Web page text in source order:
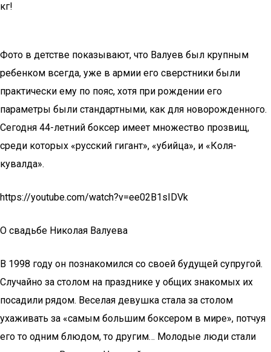
кг!
Фото в детстве показывают, что Валуев был крупным
ребенком всегда, уже в армии его сверстники были
практически ему по пояс, хотя при рождении его
параметры были стандартными, как для новорожденного.
Сегодня 44-летний боксер имеет множество прозвищ,
среди которых «русский гигант», «убийца», и «Коля-
кувалда».
https://youtube.com/watch?v=ee02B1sIDVk
О свадьбе Николая Валуева
В 1998 году он познакомился со своей будущей супругой.
Случайно за столом на празднике у общих знакомых их
посадили рядом. Веселая девушка стала за столом
ухаживать за «самым большим боксером в мире», потчуя
его то одним блюдом, то другим… Молодые люди стали